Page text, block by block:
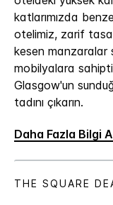
katlarımızda
otelimiz, zarif
kesen manzaralar
mobilyalara
Glasgow'un
tadını çıkarın.
Daha Fazla Bilgi